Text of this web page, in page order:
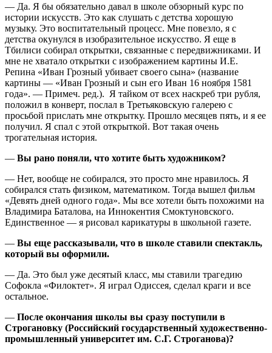
— Да. Я бы обязательно давал в школе обзорный курс по
истории искусств. Это как слушать с детства хорошую
музыку. Это воспитательный процесс. Мне повезло, я с
детства окунулся в изобразительное искусство. Я еще в
Тбилиси собирал открытки, связанные с передвижниками. И
мне не хватало открытки с изображением картины И.Е.
Репина «Иван Грозный убивает своего сына» (название
картины — «Иван Грозный и сын его Иван 16 ноября 1581
года». — Примеч. ред.). Я тайком от всех наскреб три рубля,
положил в конверт, послал в Третьяковскую галерею с
просьбой прислать мне открытку. Прошло месяцев пять, и я ее
получил. Я спал с этой открыткой. Вот такая очень
трогательная история.
— Вы рано поняли, что хотите быть художником?
— Нет, вообще не собирался, это просто мне нравилось. Я
собирался стать физиком, математиком. Тогда вышел фильм
«Девять дней одного года». Мы все хотели быть похожими на
Владимира Баталова, на Иннокентия Смоктуновского.
Единственное — я рисовал карикатуры в школьной газете.
— Вы еще рассказывали, что в школе ставили спектакль,
который вы оформили.
— Да. Это был уже десятый класс, мы ставили трагедию
Софокла «Филоктет». Я играл Одиссея, сделал краги и все
остальное.
— После окончания школы вы сразу поступили в
Строгановку (Российский государственный художественно-
промышленный университет им. С.Г. Строганова)?